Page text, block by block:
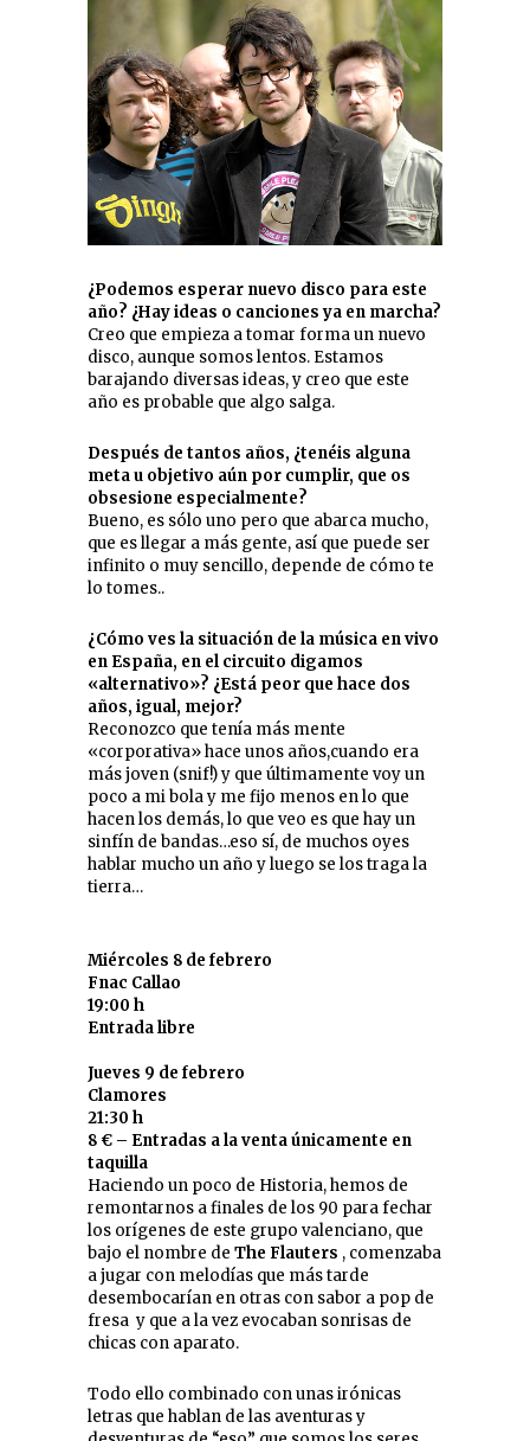
¿Podemos esperar nuevo disco para este
año? ¿Hay ideas o canciones ya en marcha?
Creo que empieza a tomar forma un nuevo
disco, aunque somos lentos. Estamos
barajando diversas ideas, y creo que este
año es probable que algo salga.
Después de tantos años, ¿tenéis alguna
meta u objetivo aún por cumplir, que os
obsesione especialmente?
Bueno, es sólo uno pero que abarca mucho,
que es llegar a más gente, así que puede ser
infinito o muy sencillo, depende de cómo te
lo tomes..
¿Cómo ves la situación de la música en vivo
en España, en el circuito digamos
«alternativo»? ¿Está peor que hace dos
años, igual, mejor?
Reconozco que tenía más mente
«corporativa» hace unos años,cuando era
más joven (snif!) y que últimamente voy un
poco a mi bola y me fijo menos en lo que
hacen los demás, lo que veo es que hay un
sinfín de bandas…eso sí, de muchos oyes
hablar mucho un año y luego se los traga la
tierra…
Miércoles 8 de febrero
Fnac Callao
19:00 h
Entrada libre
Jueves 9 de febrero
Clamores
21:30 h
8 € – Entradas a la venta únicamente en
taquilla
Haciendo un poco de Historia, hemos de
remontarnos a finales de los 90 para fechar
los orígenes de este grupo valenciano, que
bajo el nombre de The Flauters , comenzaba
a jugar con melodías que más tarde
desembocarían en otras con sabor a pop de
fresa y que a la vez evocaban sonrisas de
chicas con aparato.
Todo ello combinado con unas irónicas
letras que hablan de las aventuras y